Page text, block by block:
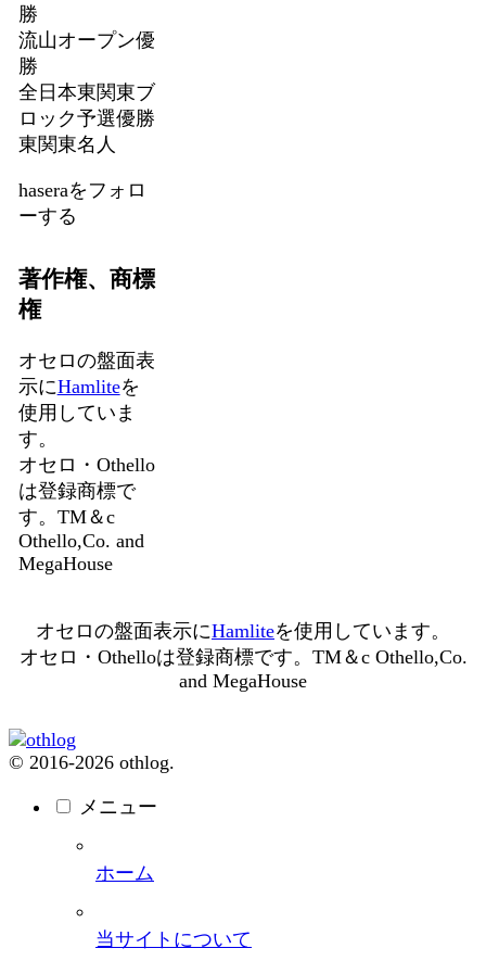
勝
流山オープン優
勝
全日本東関東ブ
ロック予選優勝
東関東名人
haseraをフォロ
ーする
著作権、商標
権
オセロの盤面表
示にHamliteを
使用していま
す。
オセロ・Othello
は登録商標で
す。TM＆c
Othello,Co. and
MegaHouse
オセロの盤面表示にHamliteを使用しています。
オセロ・Othelloは登録商標です。TM＆c Othello,Co.
and MegaHouse
© 2016-2026 othlog.
メニュー
ホーム
当サイトについて